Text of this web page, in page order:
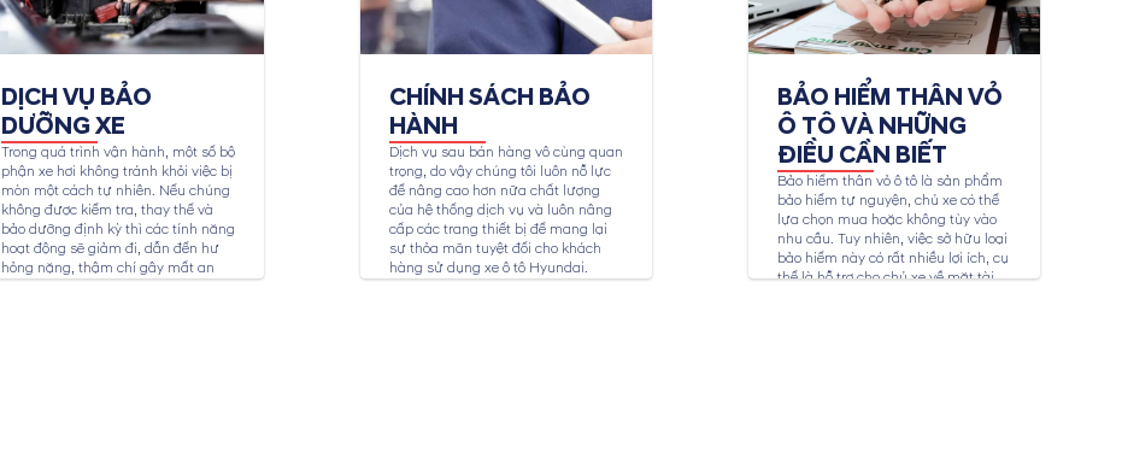
DỊCH VỤ BẢO
DƯỠNG XE
Trong quá trình vận hành, một số bộ
phận xe hơi không tránh khỏi việc bị
mòn một cách tự nhiên. Nếu chúng
không được kiểm tra, thay thế và
bảo dưỡng định kỳ thì các tính năng
hoạt động sẽ giảm đi, dẫn đến hư
hỏng nặng, thậm chí gây mất an
CHÍNH SÁCH BẢO
HÀNH
Dịch vụ sau bán hàng vô cùng quan
trọng, do vậy chúng tôi luôn nỗ lực
để nâng cao hơn nữa chất lượng
của hệ thống dịch vụ và luôn nâng
cấp các trang thiết bị để mang lại
sự thỏa mãn tuyệt đối cho khách
hàng sử dụng xe ô tô Hyundai.
BẢO HIỂM THÂN VỎ
Ô TÔ VÀ NHỮNG
ĐIỀU CẦN BIẾT
Bảo hiểm thân vỏ ô tô là sản phẩm
bảo hiểm tự nguyện, chủ xe có thể
lựa chọn mua hoặc không tùy vào
nhu cầu. Tuy nhiên, việc sở hữu loại
bảo hiểm này có rất nhiều lợi ích, cụ
thể là hỗ trợ cho chủ xe về mặt tài